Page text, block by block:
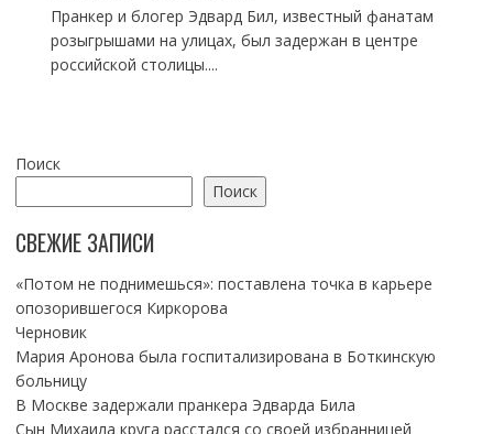
Пранкер и блогер Эдвард Бил, известный фанатам
розыгрышами на улицах, был задержан в центре
российской столицы....
Поиск
Поиск
СВЕЖИЕ ЗАПИСИ
«Потом не поднимешься»: поставлена точка в карьере
опозорившегося Киркорова
Черновик
Мария Аронова была госпитализирована в Боткинскую
больницу
В Москве задержали пранкера Эдварда Била
Сын Михаила круга расстался со своей избранницей